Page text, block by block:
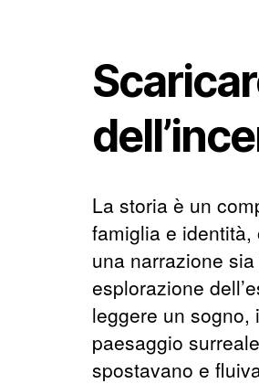
La storia è un
famiglia e
una narrazione
esplorazione
leggere un
paesaggio
spostavano e